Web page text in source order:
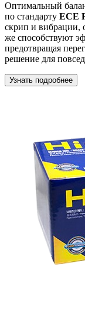
Оптимальный
по стандарту ECE
скрип и вибрации,
же способствуют
предотвращая
решение для
Узнать подробнее